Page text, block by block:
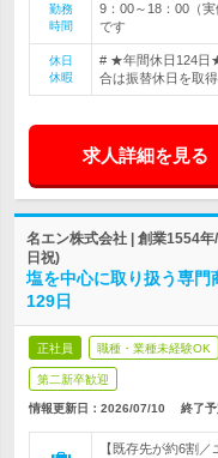
勤務
時間
9：00～18：00（
です
休日
休暇
# ★年間休日124日
合は振替休日を取
求人詳細を見る
名エン株式会社 | 創業1554
日祝)
塩を中心に取り扱う専
129日
正社員 職種・業種未経験OK
第二新卒歓迎
情報更新日：2026/07/10 終了予
【既存先が約6割